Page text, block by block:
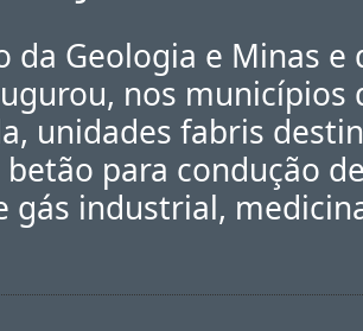
da Geologia e Minas e
nos municípios
unidades fabris
para condução
gás industrial,